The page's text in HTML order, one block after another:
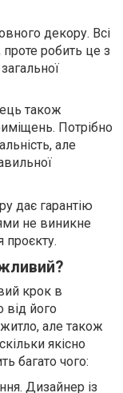
декору. Всі
проте робить це з
також
Потрібно
але
дає гарантію
не виникне
проєкту.
крок в
від його
але також
якісно
багато чого:
Дизайнер із